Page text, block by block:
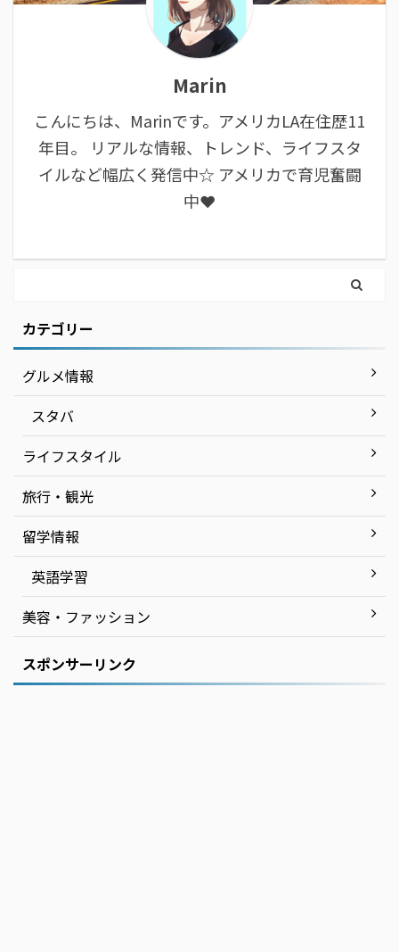
Marin
こんにちは、Marinです。アメリカLA在住歴11
年目。 リアルな情報、トレンド、ライフスタ
イルなど幅広く発信中☆ アメリカで育児奮闘
中❤︎
カテゴリー
グルメ情報
スタバ
ライフスタイル
旅行・観光
留学情報
英語学習
美容・ファッション
スポンサーリンク